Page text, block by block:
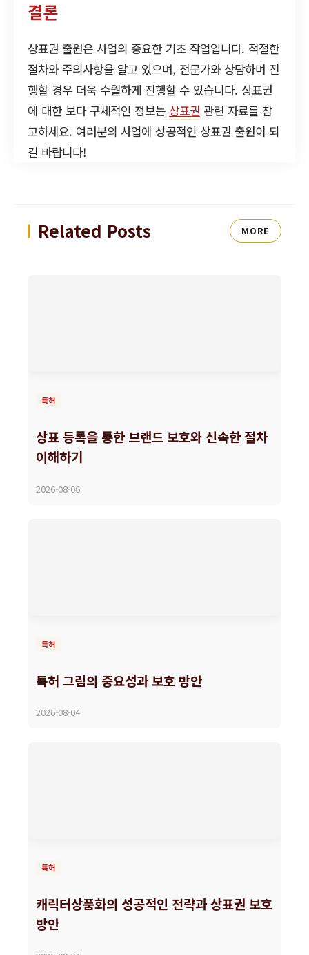
결론
상표권 출원은 사업의 중요한 기초 작업입니다. 적절한
절차와 주의사항을 알고 있으며, 전문가와 상담하며 진
행할 경우 더욱 수월하게 진행할 수 있습니다. 상표권
에 대한 보다 구체적인 정보는 상표권 관련 자료를 참
고하세요. 여러분의 사업에 성공적인 상표권 출원이 되
길 바랍니다!
Related Posts MORE
특허
상표 등록을 통한 브랜드 보호와 신속한 절차
이해하기
2026-08-06
특허
특허 그림의 중요성과 보호 방안
2026-08-04
특허
캐릭터상품화의 성공적인 전략과 상표권 보호
방안